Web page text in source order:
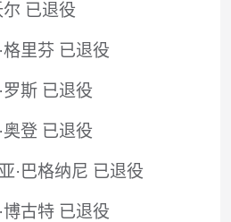
已退役
里芬 已退役
斯 已退役
登 已退役
·巴格纳尼 已退役
古特 已退役